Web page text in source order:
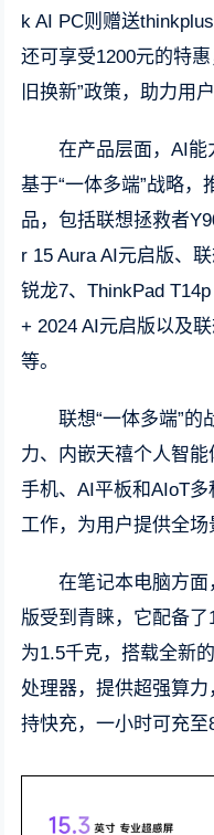
k AI PC则赠送
还可享受1200元的特
旧换新”政策，助力用
在产品层面，AI
基于“一体多端”战略
品，包括联想拯救者
r 15 Aura AI元启版、
锐龙7、ThinkPad
+ 2024 AI元启版以及
等。
联想“一体多端”
力、内嵌天禧个人智
手机、AI平板和AIoT
工作，为用户提供全场
在笔记本电脑方面
版受到青睐，它配备
为1.5千克，搭载全新
处理器，提供超强算
持快充，一小时可充至